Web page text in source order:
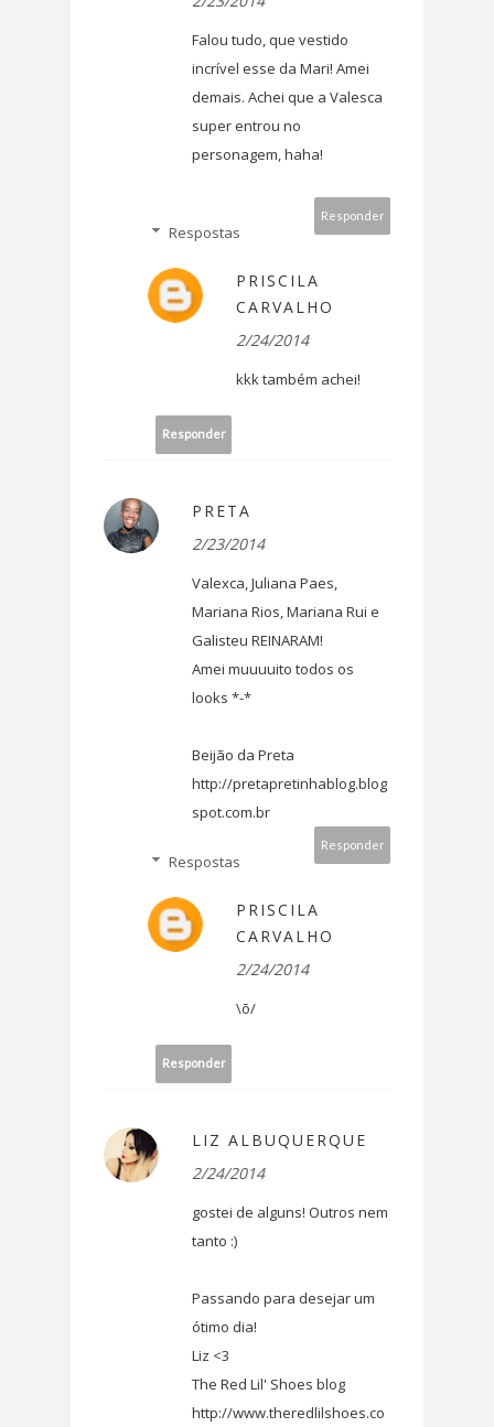
Falou tudo, que vestido
incrível esse da Mari! Amei
demais. Achei que a Valesca
super entrou no
personagem, haha!
Responder
Respostas
PRISCILA
CARVALHO
2/24/2014
kkk também achei!
Responder
PRETA
2/23/2014
Valexca, Juliana Paes,
Mariana Rios, Mariana Rui e
Galisteu REINARAM!
Amei muuuuito todos os
looks *-*
Beijão da Preta
http://pretapretinhablog.blog
spot.com.br
Responder
Respostas
PRISCILA
CARVALHO
2/24/2014
\õ/
Responder
LIZ ALBUQUERQUE
2/24/2014
gostei de alguns! Outros nem
tanto :)
Passando para desejar um
ótimo dia!
Liz <3
The Red Lil' Shoes blog
http://www.theredlilshoes.co